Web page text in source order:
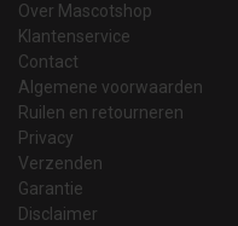
Over Mascotshop
Klantenservice
Contact
Algemene voorwaarden
Ruilen en retourneren
Privacy
Verzenden
Garantie
Disclaimer